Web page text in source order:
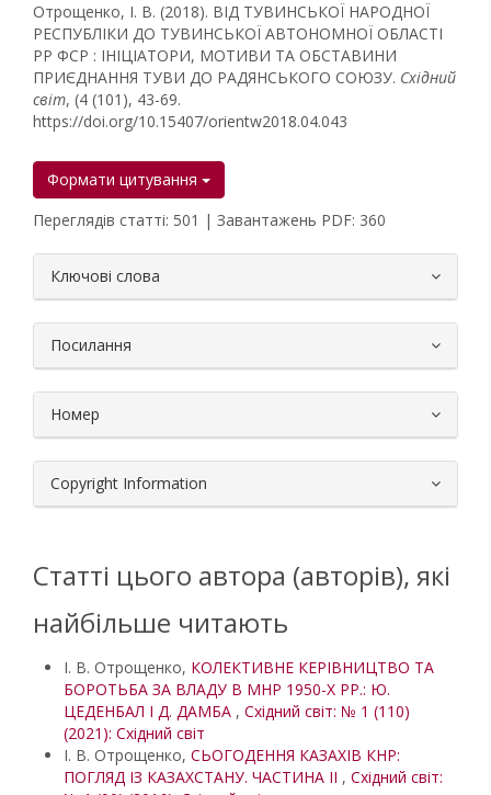
Отрощенко, І. В. (2018). ВІД ТУВИНСЬКОЇ НАРОДНОЇ
РЕСПУБЛІКИ ДО ТУВИНСЬКОЇ АВТОНОМНОЇ ОБЛАСТІ
РР ФСР : ІНІЦІАТОРИ, МОТИВИ ТА ОБСТАВИНИ
ПРИЄДНАННЯ ТУВИ ДО РАДЯНСЬКОГО СОЮЗУ. Східний
світ, (4 (101), 43-69.
https://doi.org/10.15407/orientw2018.04.043
Формати цитування
Переглядів статті: 501 | Завантажень PDF: 360
Ключові слова
Посилання
Номер
Copyright Information
Статті цього автора (авторів), які
найбільше читають
І. В. Отрощенко, КОЛЕКТИВНЕ КЕРІВНИЦТВО ТА
БОРОТЬБА ЗА ВЛАДУ В МНР 1950-Х РР.: Ю.
ЦЕДЕНБАЛ І Д. ДАМБА , Східний світ: № 1 (110)
(2021): Східний світ
І. В. Отрощенко, СЬОГОДЕННЯ КАЗАХІВ КНР:
ПОГЛЯД IЗ КАЗАХСТАНУ. ЧАСТИНА ІІ , Східний світ: